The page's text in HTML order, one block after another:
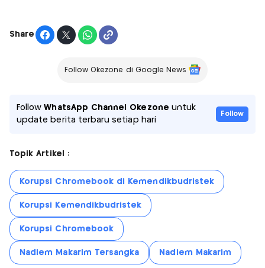
Share
Follow Okezone di Google News
FollowWhatsApp Channel Okezone untuk
update berita terbaru setiap hari
Follow
Topik Artikel :
Korupsi Chromebook di Kemendikbudristek
Korupsi Kemendikbudristek
Korupsi Chromebook
Nadiem Makarim Tersangka Nadiem Makarim